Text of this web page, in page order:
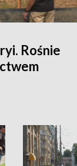
Rośnie